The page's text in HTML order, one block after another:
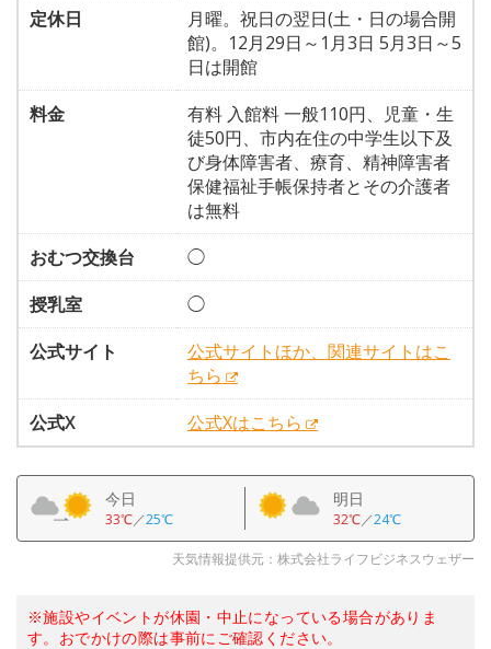
定休日
月曜。祝日の翌日(土・日の場合開
館)。12月29日～1月3日 5月3日～5
日は開館
料金
有料 入館料 一般110円、児童・生
徒50円、市内在住の中学生以下及
び身体障害者、療育、精神障害者
保健福祉手帳保持者とその介護者
は無料
おむつ交換台
◯
授乳室
◯
公式サイト
公式サイトほか、関連サイトはこ
ちら
公式X
公式Xはこちら
今日
33℃／25℃
明日
32℃／24℃
天気情報提供元：株式会社ライフビジネスウェザー
※施設やイベントが休園・中止になっている場合がありま
す。おでかけの際は事前にご確認ください。